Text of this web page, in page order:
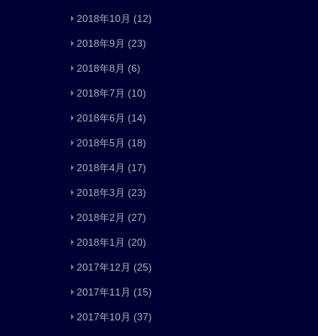
2018年10月 (12)
2018年9月 (23)
2018年8月 (6)
2018年7月 (10)
2018年6月 (14)
2018年5月 (18)
2018年4月 (17)
2018年3月 (23)
2018年2月 (27)
2018年1月 (20)
2017年12月 (25)
2017年11月 (15)
2017年10月 (37)